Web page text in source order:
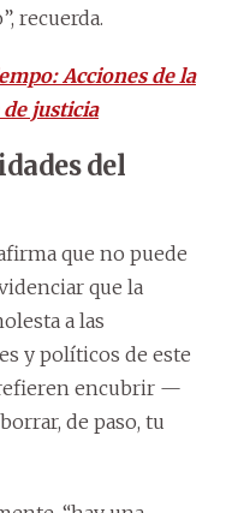
recuerda.
Acciones de la
de justicia
del
que no puede
que la
a las
y políticos de este
encubrir —
de paso, tu